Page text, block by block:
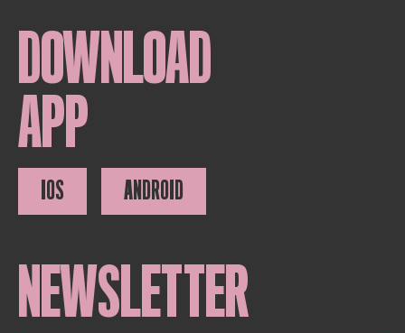
DOWNLOAD
APP
IOS ANDROID
NEWSLETTER